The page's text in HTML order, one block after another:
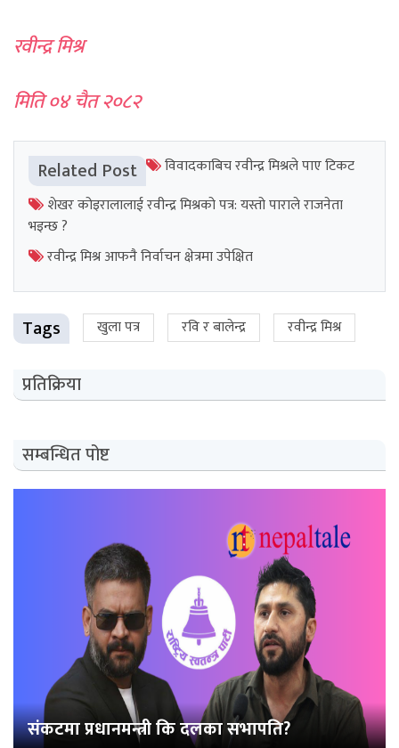
रवीन्द्र मिश्र
मिति ०४ चैत २०८२
Related Post
विवादकाबिच रवीन्द्र मिश्रले पाए टिकट
शेखर कोइरालालाई रवीन्द्र मिश्रको पत्र: यस्तो पाराले राजनेता
भइन्छ ?
रवीन्द्र मिश्र आफनै निर्वाचन क्षेत्रमा उपेक्षित
Tags खुला पत्र रवि र बालेन्द्र रवीन्द्र मिश्र
प्रतिक्रिया
सम्बन्धित पोष्ट
संकटमा प्रधानमन्त्री कि दलका सभापति?